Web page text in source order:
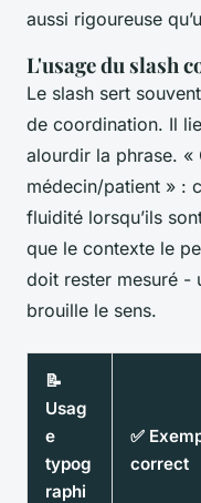
aussi rigoureuse
L'usage du slash
Le slash sert
de coordination. Il
alourdir la phrase.
médecin/patient » :
fluidité lorsqu’ils
que le contexte le
doit rester mesuré -
brouille le sens.
📝
Usag
e
typog
raphi
✅
correct